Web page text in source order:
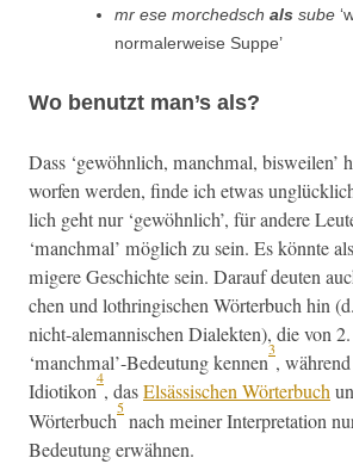
mr ese morched­sch als sube
nor­maler­weise Suppe’
Wo benutzt man’s als?
Dass ‘gewöhn­lich, manch­mal, bisweilen’
wor­fen wer­den, finde ich etwas
lich geht nur ‘gewöhn­lich’, für andere
‘manch­mal’ möglich zu sein. Es kön­nte
migere Geschichte sein. Darauf deuten
chen und lothringis­chen Wörter­buch hin
nicht-ale­man­nis­chen Dialek­ten), die von
‘manchmal’-Bedeutung ken­nen
3
,
Idi­otikon
4
, dasElsäs­sis­chen Wörter­buch
Wörter­buch
5
nach mein­er Inter­pre­ta­tion
Bedeutung erwähnen.